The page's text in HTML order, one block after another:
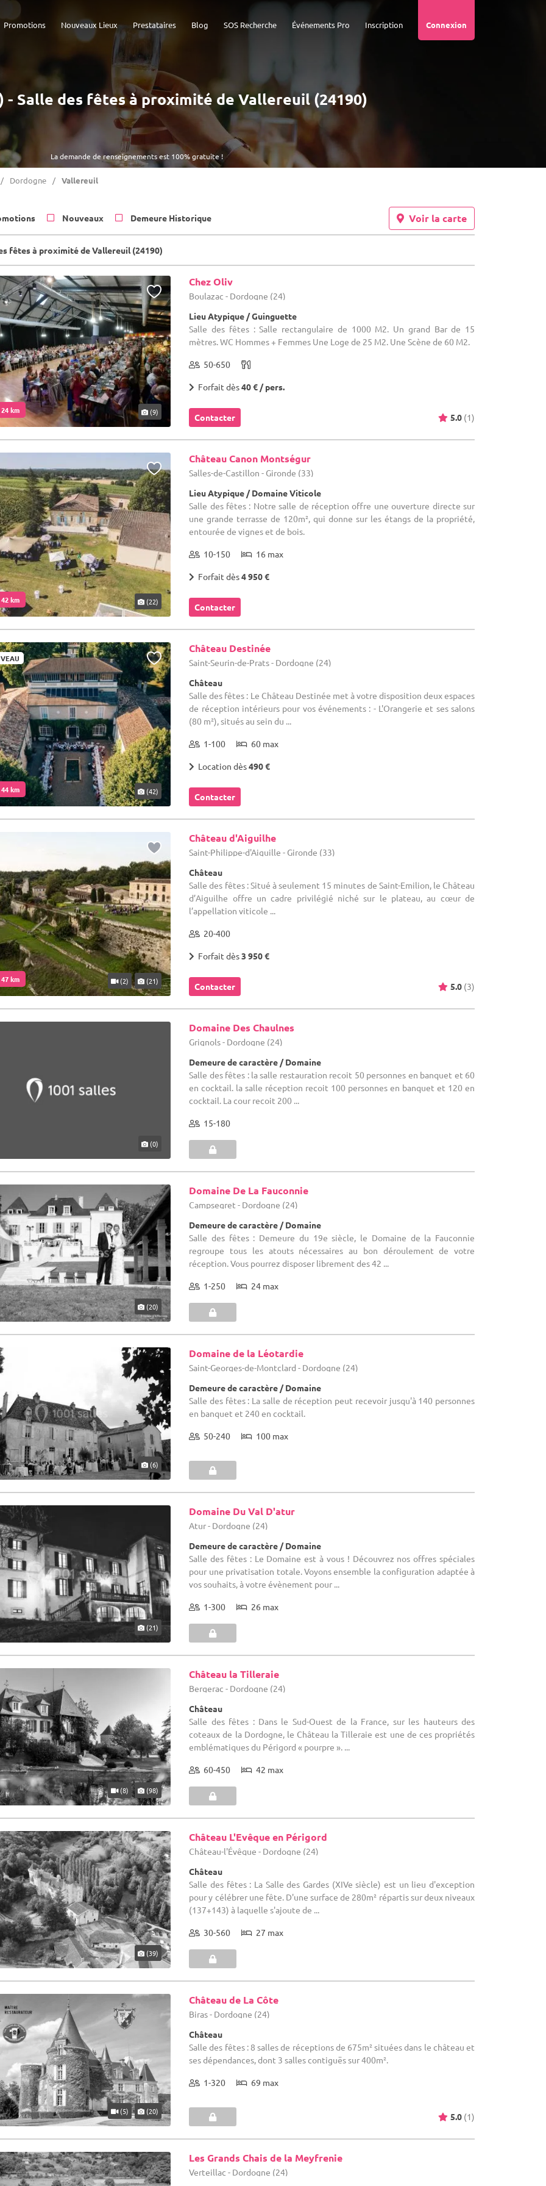
Connexion
Inscription
Événements Pro
SOS Recherche
Blog
Prestataires
Nouveaux Lieux
Promotions
La demande de renseignements est 100% gratuite !
- Salle des fêtes à proximité de Vallereuil (24190)
Dordogne Vallereuil
Nouveaux Demeure Historique Voir la carte
fêtes à proximité de Vallereuil (24190)
km (9)
Chez Oliv
Boulazac - Dordogne (24)
Lieu Atypique / Guinguette
Salle des fêtes : Salle rectangulaire de 1000 M2. Un grand Bar de 15
mètres. WC Hommes + Femmes Une Loge de 25 M2. Une Scène de 60 M2.
50-650
Forfait dès40 € / pers.
Contacter 5.0 (1)
km (22)
Château Canon Montségur
Salles-de-Castillon - Gironde (33)
Lieu Atypique / Domaine Viticole
Salle des fêtes : Notre salle de réception offre une ouverture directe sur
une grande terrasse de 120m², qui donne sur les étangs de la propriété,
entourée de vignes et de bois.
10-150 16 max
Forfait dès4 950 €
Contacter
km (42)
Château Destinée
Saint-Seurin-de-Prats - Dordogne (24)
Château
Salle des fêtes : Le Château Destinée met à votre disposition deux espaces
de réception intérieurs pour vos événements : - L'Orangerie et ses salons
(80 m²), situés au sein du ...
1-100 60 max
Location dès490 €
Contacter
km (2) (21)
Château d'Aiguilhe
Saint-Philippe-d'Aiguille - Gironde (33)
Château
Salle des fêtes : Situé à seulement 15 minutes de Saint-Emilion, le Château
d’Aiguilhe offre un cadre privilégié niché sur le plateau, au cœur de
l’appellation viticole ...
20-400
Forfait dès3 950 €
Contacter 5.0 (3)
(0)
Domaine Des Chaulnes
Grignols - Dordogne (24)
Demeure de caractère / Domaine
Salle des fêtes : la salle restauration recoit 50 personnes en banquet et 60
en cocktail. la salle réception recoit 100 personnes en banquet et 120 en
cocktail. La cour recoit 200 ...
15-180
(20)
Domaine De La Fauconnie
Campsegret - Dordogne (24)
Demeure de caractère / Domaine
Salle des fêtes : Demeure du 19e siècle, le Domaine de la Fauconnie
regroupe tous les atouts nécessaires au bon déroulement de votre
réception. Vous pourrez disposer librement des 42 ...
1-250 24 max
(6)
Domaine de la Léotardie
Saint-Georges-de-Montclard - Dordogne (24)
Demeure de caractère / Domaine
Salle des fêtes : La salle de réception peut recevoir jusqu'à 140 personnes
en banquet et 240 en cocktail.
50-240 100 max
(21)
Domaine Du Val D'atur
Atur - Dordogne (24)
Demeure de caractère / Domaine
Salle des fêtes : Le Domaine est à vous ! Découvrez nos offres spéciales
pour une privatisation totale. Voyons ensemble la configuration adaptée à
vos souhaits, à votre évènement pour ...
1-300 26 max
(8) (98)
Château la Tilleraie
Bergerac - Dordogne (24)
Château
Salle des fêtes : Dans le Sud-Ouest de la France, sur les hauteurs des
coteaux de la Dordogne, le Château la Tilleraie est une de ces propriétés
emblématiques du Périgord « pourpre ». ...
60-450 42 max
(39)
Château L'Evêque en Périgord
Château-l'Évêque - Dordogne (24)
Château
Salle des fêtes : La Salle des Gardes (XIVe siècle) est un lieu d'exception
pour y célébrer une fête. D'une surface de 280m² répartis sur deux niveaux
(137+143) à laquelle s'ajoute de ...
30-560 27 max
(5) (20)
Château de La Côte
Biras - Dordogne (24)
Château
Salle des fêtes : 8 salles de réceptions de 675m² situées dans le château et
ses dépendances, dont 3 salles contiguës sur 400m².
1-320 69 max
5.0 (1)
Les Grands Chais de la Meyfrenie
Verteillac - Dordogne (24)